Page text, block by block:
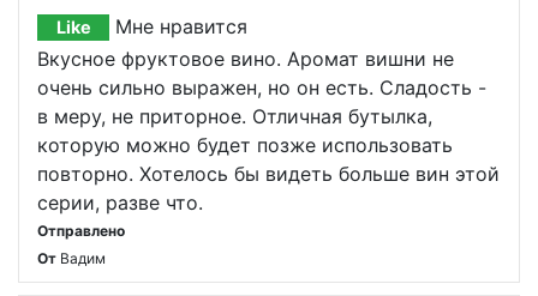
Like
Мне нравится
Вкусное фруктовое вино. Аромат вишни не
очень сильно выражен, но он есть. Сладость -
в меру, не приторное. Отличная бутылка,
которую можно будет позже использовать
повторно. Хотелось бы видеть больше вин этой
серии, разве что.
Отправлено
От Вадим